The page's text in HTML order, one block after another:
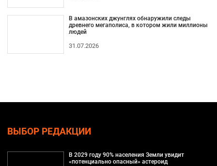
В амазонских джунглях обнаружили следы
древнего мегаполиса, в котором жили миллионы
людей
31.07.2026
ВЫБОР РЕДАКЦИИ
В 2029 году 90% населения Земли увидит
«потенциально опасный» астероид